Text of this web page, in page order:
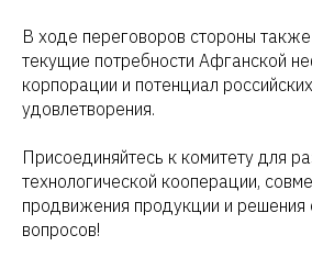
В ходе переговоров стороны
текущие потребности Афганской
корпорации и потенциал
удовлетворения.
Присоединяйтесь к комитету для
технологической кооперации,
продвижения продукции и решения
вопросов!